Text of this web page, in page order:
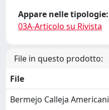
Appare nelle tipologie:
03A-Articolo su Rivista
File in questo prodotto:
File
Bermejo Calleja